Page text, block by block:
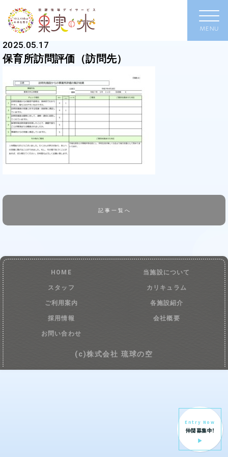
2025.05.17
保育所訪問評価（訪問先）
記事一覧へ
Entry Now
仲間募集中!
HOME 当施設について
スタッフ カリキュラム
ご利用案内 各施設紹介
採用情報 会社概要
お問い合わせ
(c)株式会社 琉球の空